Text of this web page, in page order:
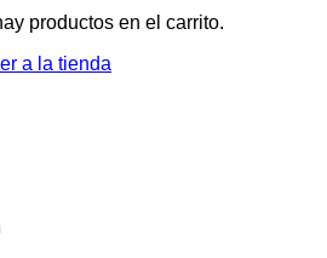
productos en el carrito.
a la tienda